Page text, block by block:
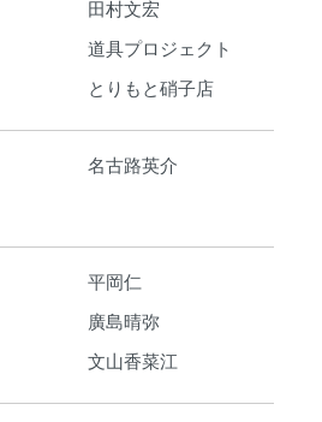
田村文宏
道具プロジェクト
とりもと硝子店
名古路英介
平岡仁
廣島晴弥
文山香菜江